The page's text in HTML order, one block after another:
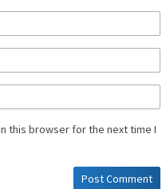
this browser for the next time I